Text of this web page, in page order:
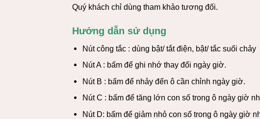
Quý khách chỉ dùng tham khảo tương đối.
Hướng dẫn sử dụng
Nút công tắc : dùng bật/ tắt điện, bật/ tắc suối chảy
Nút A : bấm để ghi nhớ thay đổi ngày giờ.
Nút B : bấm để nhảy đến ô cần chỉnh ngày giờ.
Nút C : bấm để tăng lớn con số trong ô ngày giờ
Nút D: bấm để giảm nhỏ con số trong ô ngày giờ